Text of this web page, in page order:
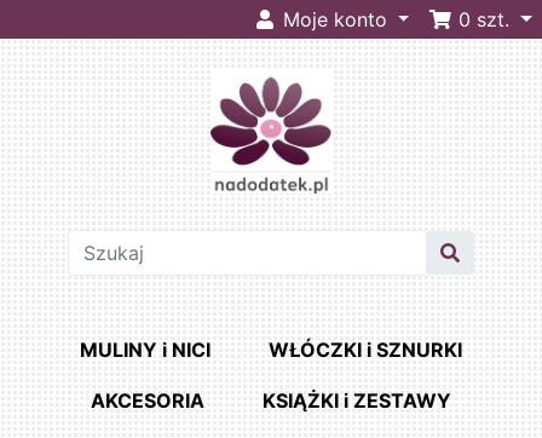
Moje konto 0 szt.
MULINY i NICI WŁÓCZKI i SZNURKI
AKCESORIA KSIĄŻKI i ZESTAWY